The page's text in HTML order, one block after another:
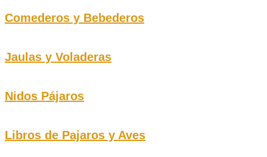
Comederos y Bebederos
Jaulas y Voladeras
Nidos Pájaros
Libros de Pajaros y Aves